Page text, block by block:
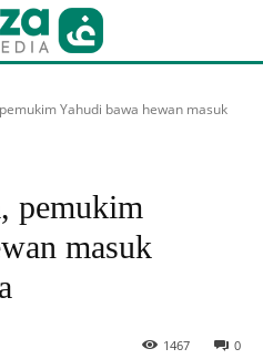
Yahudi bawa hewan masuk
pemukim
masuk
0
1467